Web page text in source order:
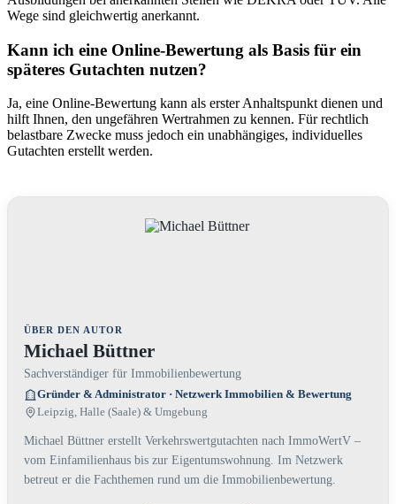
Wege sind gleichwertig anerkannt.
Kann ich eine Online-Bewertung als Basis für ein
späteres Gutachten nutzen?
Ja, eine Online-Bewertung kann als erster Anhaltspunkt dienen und
hilft Ihnen, den ungefähren Wertrahmen zu kennen. Für rechtlich
belastbare Zwecke muss jedoch ein unabhängiges, individuelles
Gutachten erstellt werden.
ÜBER DEN AUTOR
Michael Büttner
Sachverständiger für Immobilienbewertung
Gründer & Administrator · Netzwerk Immobilien & Bewertung
Leipzig, Halle (Saale) & Umgebung
Michael Büttner erstellt Verkehrswertgutachten nach ImmoWertV –
vom Einfamilienhaus bis zur Eigentumswohnung. Im Netzwerk
betreut er die Fachthemen rund um die Immobilienbewertung.